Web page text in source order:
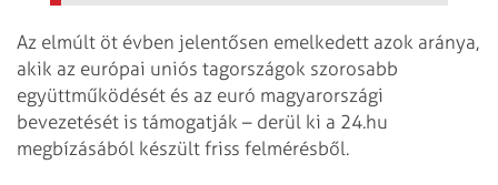
Az elmúlt öt évben jelentősen emelkedett azok aránya,
akik az európai uniós tagországok szorosabb
együttműködését és az euró magyarországi
bevezetését is támogatják – derül ki a 24.hu
megbízásából készült friss felmérésből.